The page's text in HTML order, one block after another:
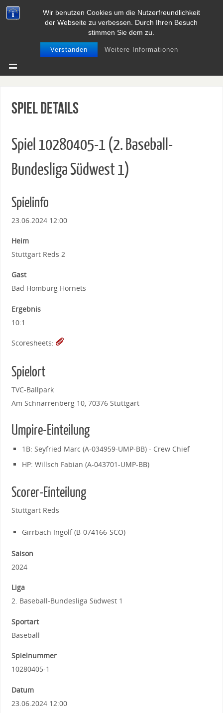
Wir benutzen Cookies um die Nutzerfreundlichkeit
der Webseite zu verbessen. Durch Ihren Besuch
stimmen Sie dem zu.
Verstanden Weitere Informationen
BASEBALL UND SOFTBALL IN
NIEDERSACHSEN
Spiel Details
Spiel 10280405-1 (2. Baseball-
Bundesliga Südwest 1)
Spielinfo
23.06.2024 12:00
Heim
Stuttgart Reds 2
Gast
Bad Homburg Hornets
Ergebnis
10:1
Scoresheets:
Spielort
TVC-Ballpark
Am Schnarrenberg 10, 70376 Stuttgart
Umpire-Einteilung
1B: Seyfried Marc (A-034959-UMP-BB) - Crew Chief
HP: Willsch Fabian (A-043701-UMP-BB)
Scorer-Einteilung
Stuttgart Reds
Girrbach Ingolf (B-074166-SCO)
Saison
2024
Liga
2. Baseball-Bundesliga Südwest 1
Sportart
Baseball
Spielnummer
10280405-1
Datum
23.06.2024 12:00